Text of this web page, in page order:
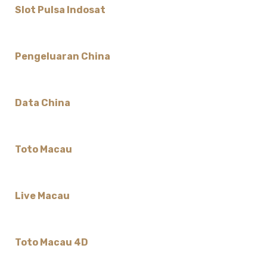
Slot Pulsa Indosat
Pengeluaran China
Data China
Toto Macau
Live Macau
Toto Macau 4D